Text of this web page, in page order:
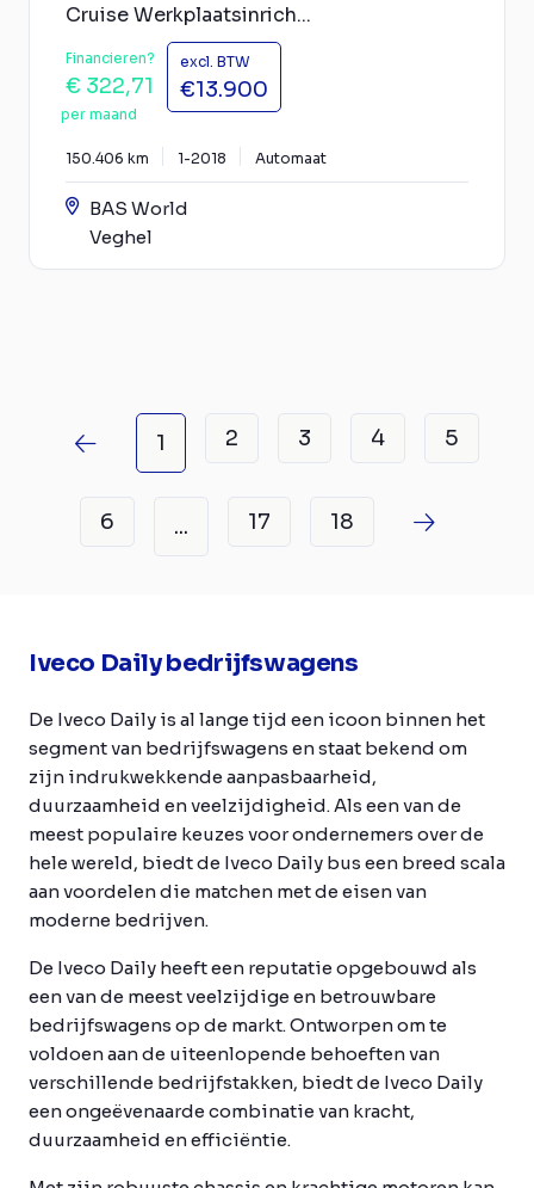
Cruise Werkplaatsinrich...
Financieren?
€ 322,71
per maand
excl. BTW
€13.900
150.406 km 1-2018 Automaat
BAS World
Veghel
1 2 3 4 5
6 ... 17 18
Iveco Daily bedrijfswagens
De Iveco Daily is al lange tijd een icoon binnen het
segment van bedrijfswagens en staat bekend om
zijn indrukwekkende aanpasbaarheid,
duurzaamheid en veelzijdigheid. Als een van de
meest populaire keuzes voor ondernemers over de
hele wereld, biedt de Iveco Daily bus een breed scala
aan voordelen die matchen met de eisen van
moderne bedrijven.
De Iveco Daily heeft een reputatie opgebouwd als
een van de meest veelzijdige en betrouwbare
bedrijfswagens op de markt. Ontworpen om te
voldoen aan de uiteenlopende behoeften van
verschillende bedrijfstakken, biedt de Iveco Daily
een ongeëvenaarde combinatie van kracht,
duurzaamheid en efficiëntie.